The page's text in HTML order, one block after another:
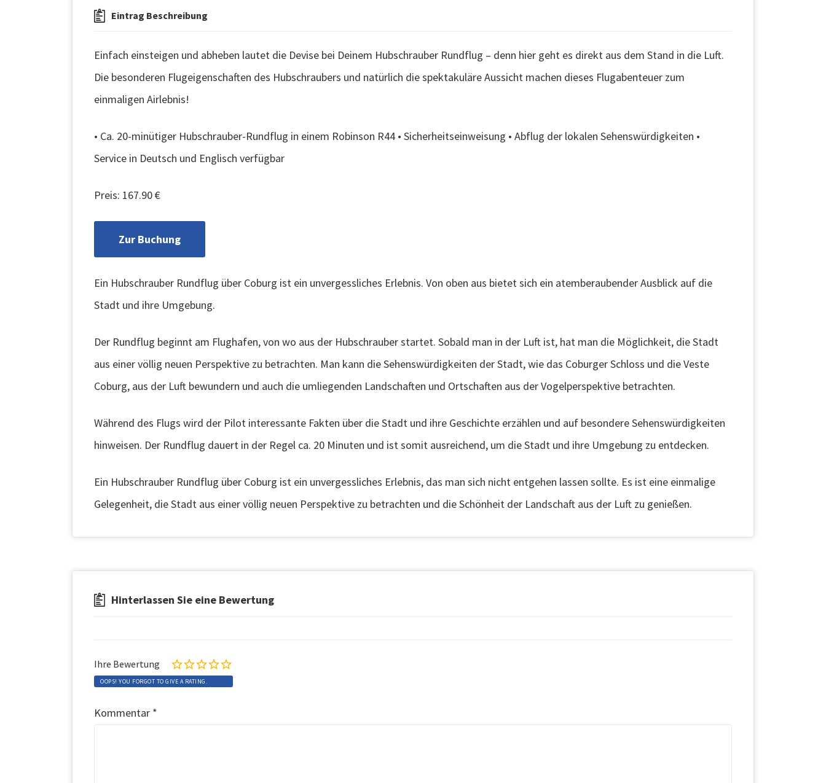
Eintrag Beschreibung
Einfach einsteigen und abheben lautet die Devise bei Deinem Hubschrauber Rundflug – denn hier geht es direkt aus dem Stand in die Luft.
Die besonderen Flugeigenschaften des Hubschraubers und natürlich die spektakuläre Aussicht machen dieses Flugabenteuer zum
einmaligen Airlebnis!
• Ca. 20-minütiger Hubschrauber-Rundflug in einem Robinson R44 • Sicherheitseinweisung • Abflug der lokalen Sehenswürdigkeiten •
Service in Deutsch und Englisch verfügbar
Preis: 167.90 €
Zur Buchung
Ein Hubschrauber Rundflug über Coburg ist ein unvergessliches Erlebnis. Von oben aus bietet sich ein atemberaubender Ausblick auf die
Stadt und ihre Umgebung.
Der Rundflug beginnt am Flughafen, von wo aus der Hubschrauber startet. Sobald man in der Luft ist, hat man die Möglichkeit, die Stadt
aus einer völlig neuen Perspektive zu betrachten. Man kann die Sehenswürdigkeiten der Stadt, wie das Coburger Schloss und die Veste
Coburg, aus der Luft bewundern und auch die umliegenden Landschaften und Ortschaften aus der Vogelperspektive betrachten.
Während des Flugs wird der Pilot interessante Fakten über die Stadt und ihre Geschichte erzählen und auf besondere Sehenswürdigkeiten
hinweisen. Der Rundflug dauert in der Regel ca. 20 Minuten und ist somit ausreichend, um die Stadt und ihre Umgebung zu entdecken.
Ein Hubschrauber Rundflug über Coburg ist ein unvergessliches Erlebnis, das man sich nicht entgehen lassen sollte. Es ist eine einmalige
Gelegenheit, die Stadt aus einer völlig neuen Perspektive zu betrachten und die Schönheit der Landschaft aus der Luft zu genießen.
Hinterlassen Sie eine Bewertung
Ihre Bewertung
OOPS! YOU FORGOT TO GIVE A RATING.
Kommentar *